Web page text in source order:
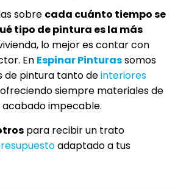
sobre cada cuánto tiempo se
tipo de pintura es la más
lo mejor es contar con
En Espinar Pinturassomos
de pintura tanto deinteriores
siempre materiales de
impecable.
para recibir un trato
adaptado a tus